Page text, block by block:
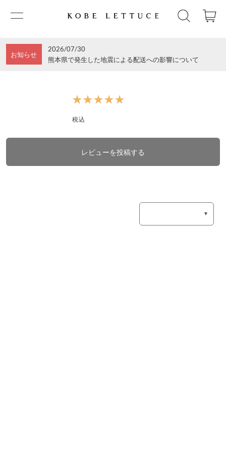
お知らせ
2026/07/30
熊本県で発生した地震による配送への影響について
★★★★★
★★★★★
税込
レビューを投稿する